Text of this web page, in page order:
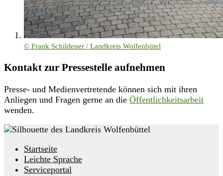
© Frank Schildener / Landkreis Wolfenbütel
Kontakt zur Pressestelle aufnehmen
Presse- und Medienvertretende können sich mit ihren
Anliegen und Fragen gerne an die Öffentlichkeitsarbeit
wenden.
Startseite
Leichte Sprache
Serviceportal